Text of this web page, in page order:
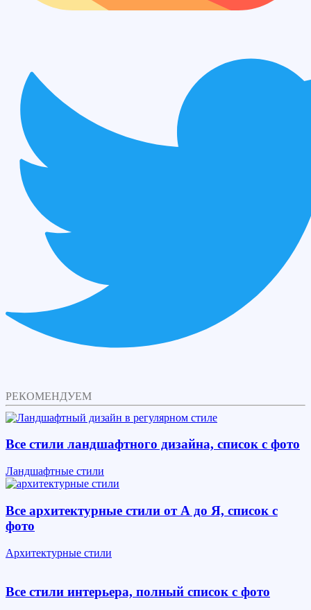
РЕКОМЕНДУЕМ
Все стили ландшафтного дизайна, список с фото
Ландшафтные стили
Все архитектурные стили от А до Я, список с
фото
Архитектурные стили
Все стили интерьера, полный список с фото